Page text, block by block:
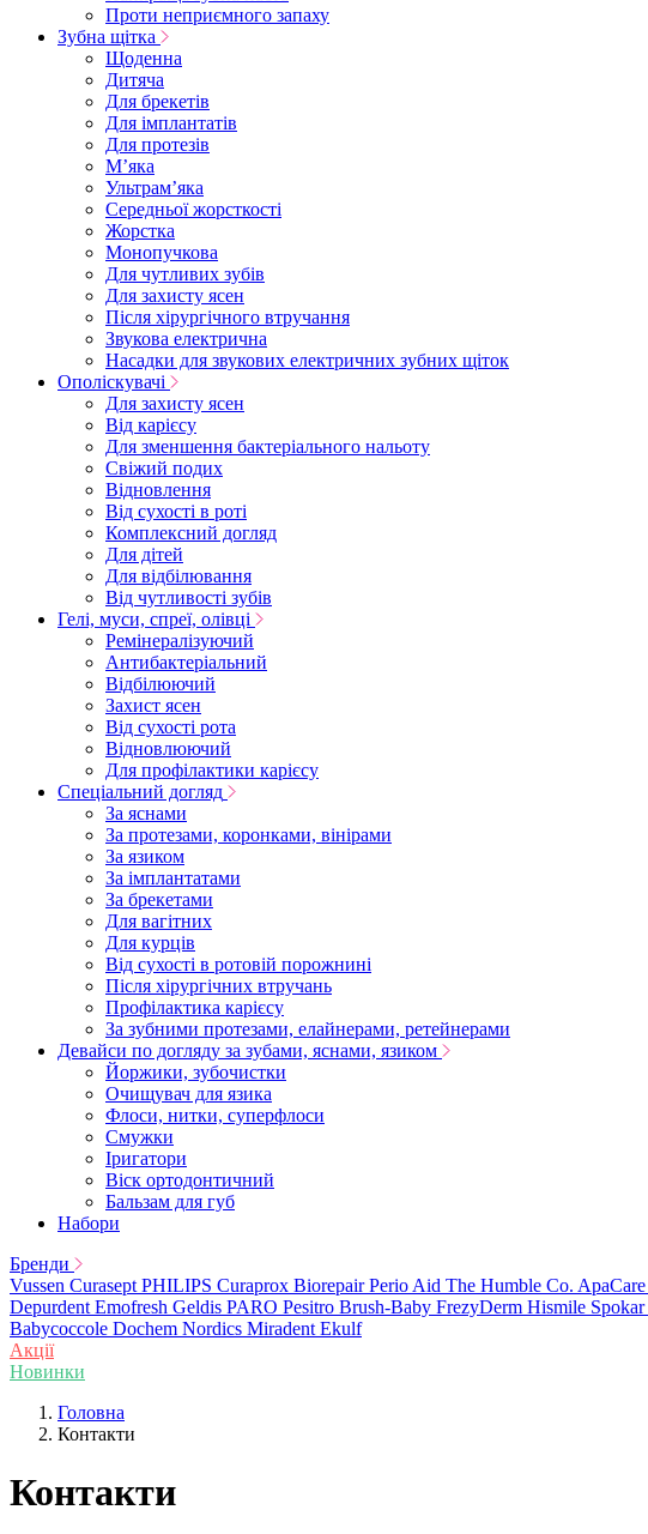
Проти неприємного запаху
Зубна щітка
Щоденна
Дитяча
Для брекетів
Для імплантатів
Для протезів
Мʼяка
Ультрамʼяка
Середньої жорсткості
Жорстка
Монопучкова
Для чутливих зубів
Для захисту ясен
Після хірургічного втручання
Звукова електрична
Насадки для звукових електричних зубних щіток
Ополіскувачі
Для захисту ясен
Від карієсу
Для зменшення бактеріального нальоту
Свіжий подих
Відновлення
Від сухості в роті
Комплексний догляд
Для дітей
Для відбілювання
Від чутливості зубів
Гелі, муси, спреї, олівці
Ремінералізуючий
Антибактеріальний
Відбілюючий
Захист ясен
Від сухості рота
Відновлюючий
Для профілактики карієсу
Спеціальний догляд
За яснами
За протезами, коронками, вінірами
За язиком
За імплантатами
За брекетами
Для вагітних
Для курців
Від сухості в ротовій порожнині
Після хірургічних втручань
Профілактика карієсу
За зубними протезами, елайнерами, ретейнерами
Девайси по догляду за зубами, яснами, язиком
Йоржики, зубочистки
Очищувач для язика
Флоси, нитки, суперфлоси
Смужки
Іригатори
Віск ортодонтичний
Бальзам для губ
Набори
Бренди
Vussen Curasept PHILIPS Curaprox Biorepair Perio Aid The Humble Co. ApaCare
Depurdent Emofresh Geldis PARO Pesitro Brush-Baby FrezyDerm Hismile Spokar
Babycoccole Dochem Nordics Miradent Ekulf
Акції
Новинки
Головна
Контакти
Контакти